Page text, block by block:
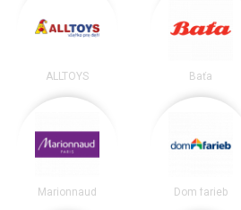
ALLTOYS Baťa
Marionnaud Dom farieb